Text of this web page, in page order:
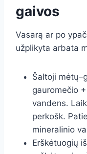
gaivos
Vasarą ar po
užplikyta arbata
Šaltoji
gauromečio
vandens.
perkošk.
mineralinio
Erškėtuogių